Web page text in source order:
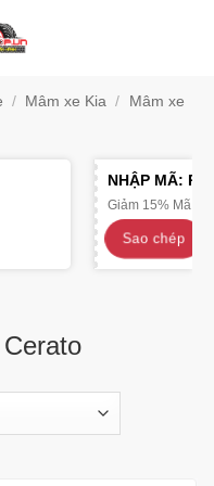
/ Mâm xe Kia /
Mâm xe
NHẬP MÃ:
Giảm 15% Mã
Sao chép